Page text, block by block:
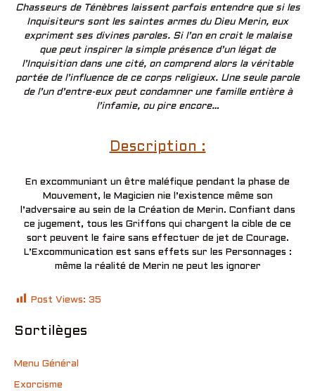
Chasseurs de Ténèbres laissent parfois entendre que si les
Inquisiteurs sont les saintes armes du Dieu Merin, eux
expriment ses divines paroles. Si l’on en croit le malaise
que peut inspirer la simple présence d’un légat de
l’Inquisition dans une cité, on comprend alors la véritable
portée de l’influence de ce corps religieux. Une seule parole
de l’un d’entre-eux peut condamner une famille entière à
l’infamie, ou pire encore…
Description :
En excommuniant un être maléfique pendant la phase de
Mouvement, le Magicien nie l’existence même son
l’adversaire au sein de la Création de Merin. Confiant dans
ce jugement, tous les Griffons qui chargent la cible de ce
sort peuvent le faire sans effectuer de jet de Courage.
L’Excommunication est sans effets sur les Personnages :
même la réalité de Merin ne peut les ignorer
Post Views: 35
Sortilèges
Menu Général
Exorcisme